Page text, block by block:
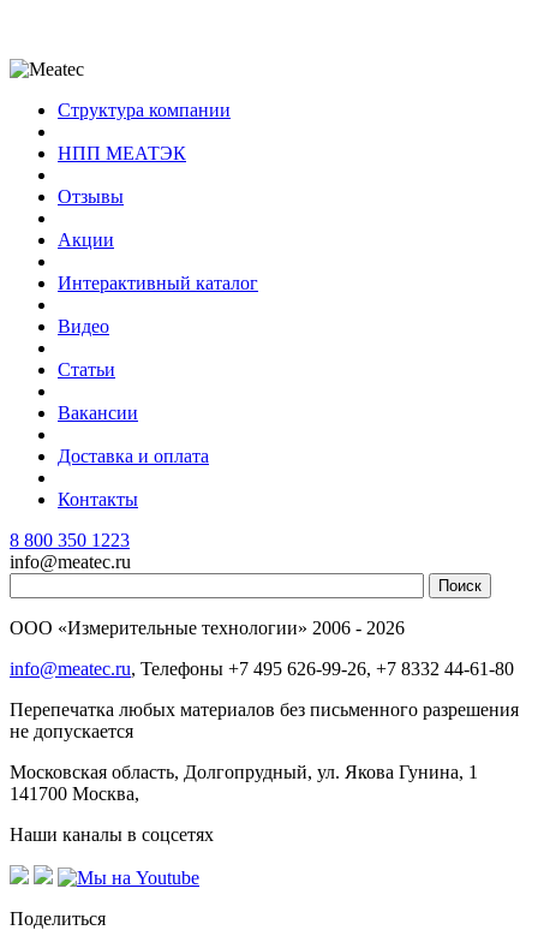
Структура компании
НПП МЕАТЭК
Отзывы
Акции
Интерактивный каталог
Видео
Статьи
Вакансии
Доставка и оплата
Контакты
8 800 350 1223
info@meatec.ru
ООО «Измерительные технологии» 2006 - 2026
info@meatec.ru, Телефоны +7 495 626-99-26, +7 8332 44-61-80
Перепечатка любых материалов без письменного разрешения
не допускается
Московская область, Долгопрудный, ул. Якова Гунина, 1
141700 Москва,
Наши каналы в соцсетях
Поделиться